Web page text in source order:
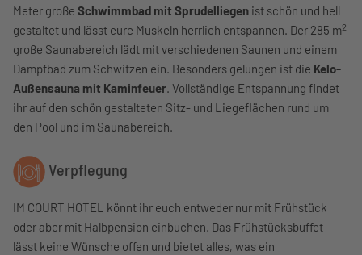
Meter große Schwimmbad mit Sprudelliegen ist schön und hell
gestaltet und lässt eure Muskeln herrlich entspannen. Der 285 m2
große Saunabereich lädt mit verschiedenen Saunen und einem
Dampfbad zum Schwitzen ein. Besonders gelungen ist die Kelo-
Außensauna mit Kaminfeuer. Vollständige Entspannung findet
ihr auf den schön gestalteten Sitz- und Liegeflächen rund um
den Pool und im Saunabereich.
Verpflegung
IM COURT HOTEL könnt ihr euch entweder nur mit Frühstück
oder aber mit Halbpension einbuchen. Das Frühstücksbuffet
lässt keine Wünsche offen und bietet alles, was ein